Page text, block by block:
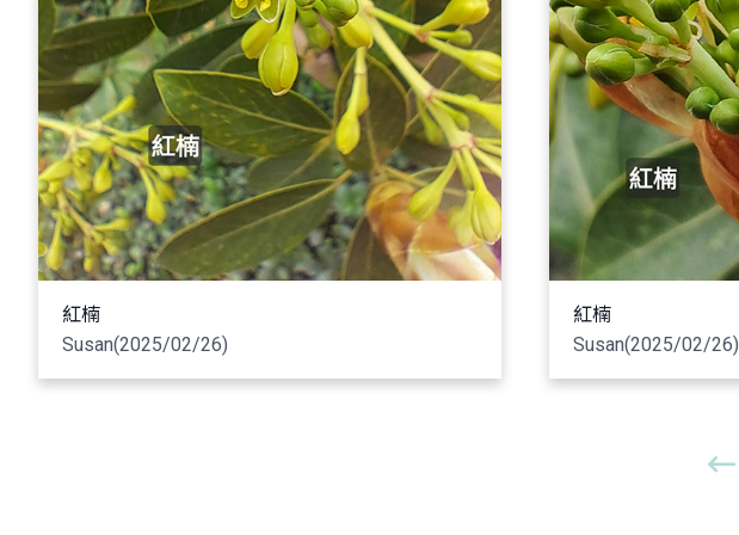
紅楠
Susan(2025/02/26)
紅楠
Susan(2025/02/26)